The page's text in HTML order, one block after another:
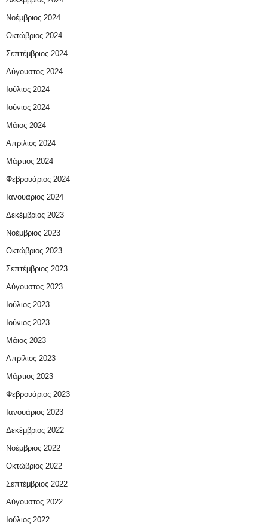
Νοέμβριος 2024
Οκτώβριος 2024
Σεπτέμβριος 2024
Αύγουστος 2024
Ιούλιος 2024
Ιούνιος 2024
Μάιος 2024
Απρίλιος 2024
Μάρτιος 2024
Φεβρουάριος 2024
Ιανουάριος 2024
Δεκέμβριος 2023
Νοέμβριος 2023
Οκτώβριος 2023
Σεπτέμβριος 2023
Αύγουστος 2023
Ιούλιος 2023
Ιούνιος 2023
Μάιος 2023
Απρίλιος 2023
Μάρτιος 2023
Φεβρουάριος 2023
Ιανουάριος 2023
Δεκέμβριος 2022
Νοέμβριος 2022
Οκτώβριος 2022
Σεπτέμβριος 2022
Αύγουστος 2022
Ιούλιος 2022